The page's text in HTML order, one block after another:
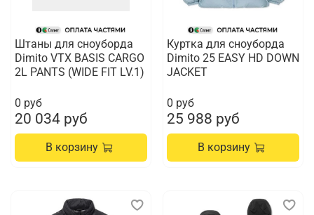
Штаны для сноуборда
Dimito VTX BASIS CARGO
2L PANTS (WIDE FIT LV.1)
0 руб
20 034 руб
В корзину
Куртка для сноуборда
Dimito 25 EASY HD DOWN
JACKET
0 руб
25 988 руб
В корзину